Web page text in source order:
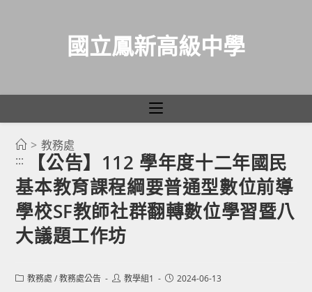
國立鳳新高級中學
> 教務處
:::
【公告】112 學年度十二年國民
基本教育課程綱要普通型數位前導
學校SF教師社群翻轉數位學習暨八
大議題工作坊
Post教務處 / 教務處公告
Post教學組1
Post2024-06-13